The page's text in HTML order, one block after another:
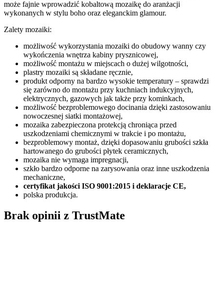
może fajnie wprowadzić kobaltową mozaikę do aranżacji
wykonanych w stylu boho oraz eleganckim glamour.
Zalety mozaiki:
możliwość wykorzystania mozaiki do obudowy wanny czy
wykończenia wnętrza kabiny prysznicowej,
możliwość montażu w miejscach o dużej wilgotności,
plastry mozaiki są składane ręcznie,
produkt odporny na bardzo wysokie temperatury – sprawdzi
się zarówno do montażu przy kuchniach indukcyjnych,
elektrycznych, gazowych jak także przy kominkach,
możliwość bezproblemowego docinania dzięki zastosowaniu
nowoczesnej siatki montażowej,
mozaika zabezpieczona protekcją chroniąca przed
uszkodzeniami chemicznymi w trakcie i po montażu,
bezproblemowy montaż, dzięki dopasowaniu grubości szkła
hartowanego do grubości płytek ceramicznych,
mozaika nie wymaga impregnacji,
szkło bardzo odporne na zarysowania oraz inne uszkodzenia
mechaniczne,
certyfikat jakości ISO 9001:2015 i deklaracje CE,
polska produkcja.
Brak opinii z TrustMate